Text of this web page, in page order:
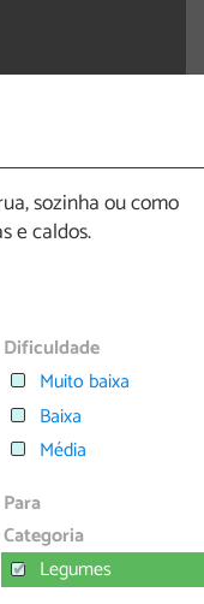
sozinha ou como
e caldos.
Dificuldade
Muito baixa
Baixa
Média
Para
Categoria
Legumes